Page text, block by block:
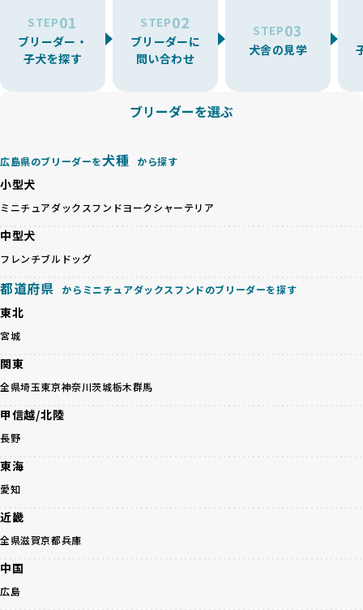
BreederFamiliesでは、アニマルウェルフェアを最優先に考
えた6つの絶対基準と12の総合基準を設定しています。これに
ことを徹底しています。
BreederFamiliesでは、以下の6項目を必須条件とし、これら
基づいた責任あるブリーディングを確保しています。
さらに、健康管理、社会性の育成、遺伝子検査、食事や運動
の質など、ワンちゃんの心身に配慮した飼育環境が整ってい
るかを評価する12項目の総合基準を設けています。これによ
り、より高い基準をクリアしたブリーダーだけを厳選してい
ます。
その結果、合格率10%未満という厳しい基準をクリアした優
良ブリーダーのみが登録されています。
BreederFamiliesでは、法令に準拠するだけでなく、ワンち
ゃんを家族のように愛するという理念を共有するブリーダー
のみを厳選しています。これにより、ユーザーの皆さんに安
「BreederFamilesのワンちゃんに優しい18の評価基準」は
こちら
BreederFamiliesでは、すべてのブリーダーを書類審査、直
接のヒアリング、現地確認を通じて厳しく評価しています。
ーダー自身の理念や姿勢までも丁寧に確認しています。
さらに、こうした評価結果は透明性を持って公開されている
だけます。
徹底した透明性こそが、BreederFamiliesの大きな特徴で
BreederFamiliesは、ペット業界が抱える命の大量生産・大
たりストレスを抱えたりするリスクが高まります。
「少数の犬種に集中」の詳細はこちら
すが、無計画な交配には健康リスクが伴います。異なる犬種
の特徴を持つことで予測しにくい健康問題が発生する可能性
が高く、診断や治療も複雑化する場合があります。また、ミ
待する理想と現実が大きく異なることも少なくありません。
健康と性格を次世代に引き継ぐために、ミックス犬の繁殖を
避けます。無計画な交配がもたらすリスクを理解し、飼い主
殖を徹底しているのです。
一方、営利優先ブリーダーは流行や需要に応じて安易にミッ
が多く見受けられます。場合によっては、チワワ×ハスキー
等体格の異なるリスクの高い交配を行うこともあります。
ペットショップやペットオークションは、流通過程でワンち
ゃんが長時間の輸送を強いられたり、狭いケージに閉じ込め
られるなど、心身に大きな負担がかかります。このような環
境は、ストレスや感染リスクを増大させるだけでなく、ワン
があります。
優良ブリーダーは、ワンちゃんの健康と幸せを第一に考え、
ことを大切にしています。また、彼らはお迎え先を自身で確
認し、ワンちゃんが安心して暮らせる環境を整えるために直
接の引き渡しを基本とします。
一方で、営利優先ブリーダーは、広範囲に販売するためにペ
ットショップやオークションを活用し、子犬の心身への影響
「ペットショップ等を使わない」の詳細はこちら
STEP01
ブリーダー・
子犬を探す
STEP02
ブリーダーに
問い合わせ
STEP03
犬舎の見学
ブリーダーを選ぶ
広島県のブリーダーを犬種 から探す
小型犬
ミニチュアダックスフンドヨークシャーテリア
中型犬
フレンチブルドッグ
都道府県 からミニチュアダックスフンドのブリーダーを探す
東北
宮城
関東
全県埼玉東京神奈川茨城栃木群馬
甲信越/北陸
長野
東海
愛知
近畿
全県滋賀京都兵庫
中国
広島